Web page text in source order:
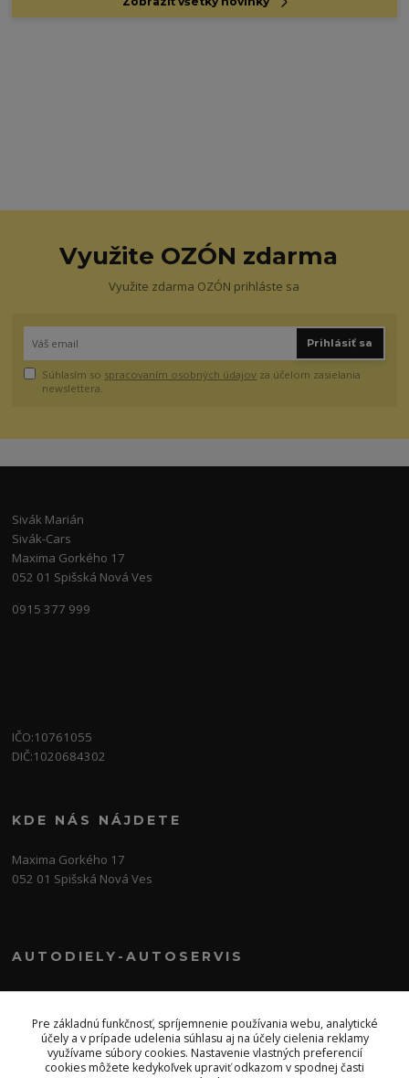
Využite OZÓN zdarma
Využite zdarma OZÓN prihláste sa
Prihlásiť sa
Súhlasím so spracovaním osobných údajov za účelom zasielania
newslettera.
Sivák Marián
Sivák-Cars
Maxima Gorkého 17
052 01 Spišská Nová Ves
0915 377 999
IČO:10761055
DIČ:1020684302
KDE NÁS NÁJDETE
Maxima Gorkého 17
052 01 Spišská Nová Ves
AUTODIELY-AUTOSERVIS
Po-Pia-8:00-17:30 So:8:00-12:00
sivaksvk@gmail.com
Pre základnú funkčnosť, spríjemnenie používania webu, analytické
účely a v prípade udelenia súhlasu aj na účely cielenia reklamy
využívame súbory cookies. Nastavenie vlastných preferencií
cookies môžete kedykoľvek upraviť odkazom v spodnej časti